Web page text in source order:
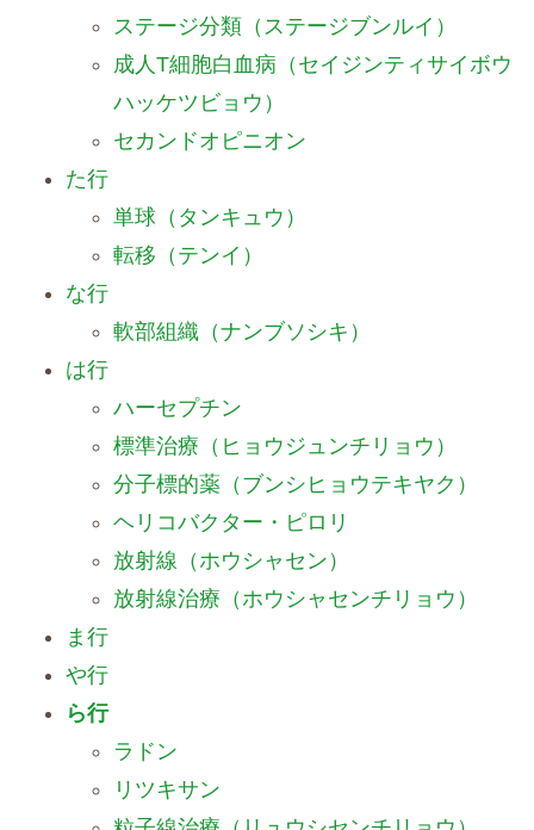
ステージ分類（ステージブンルイ）
成人T細胞白血病（セイジンティサイボウ
ハッケツビョウ）
セカンドオピニオン
た行
単球（タンキュウ）
転移（テンイ）
な行
軟部組織（ナンブソシキ）
は行
ハーセプチン
標準治療（ヒョウジュンチリョウ）
分子標的薬（ブンシヒョウテキヤク）
ヘリコバクター・ピロリ
放射線（ホウシャセン）
放射線治療（ホウシャセンチリョウ）
ま行
や行
ら行
ラドン
リツキサン